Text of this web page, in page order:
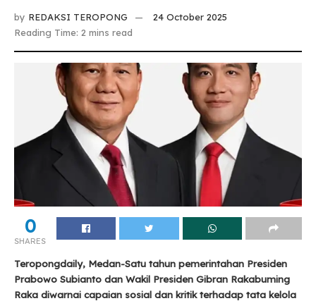
by REDAKSI TEROPONG
24 October 2025
Reading Time: 2 mins read
0
SHARES
Teropongdaily, Medan-Satu tahun pemerintahan Presiden
Prabowo Subianto dan Wakil Presiden Gibran Rakabuming
Raka diwarnai capaian sosial dan kritik terhadap tata kelola